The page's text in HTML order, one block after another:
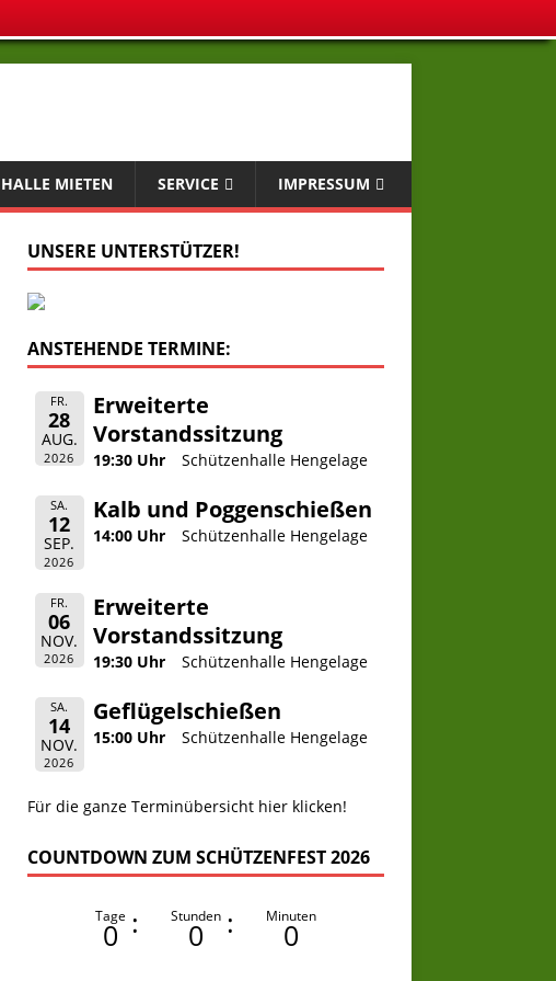
HALLE MIETEN SERVICE IMPRESSUM
UNSERE UNTERSTÜTZER!
ANSTEHENDE TERMINE:
FR.
28
AUG.
2026
Erweiterte
Vorstandssitzung
19:30 Uhr Schützenhalle Hengelage
SA.
12
SEP.
2026
Kalb und Poggenschießen
14:00 Uhr Schützenhalle Hengelage
FR.
06
NOV.
2026
Erweiterte
Vorstandssitzung
19:30 Uhr Schützenhalle Hengelage
SA.
14
NOV.
2026
Geflügelschießen
15:00 Uhr Schützenhalle Hengelage
Für die ganze Terminübersicht hier klicken!
COUNTDOWN ZUM SCHÜTZENFEST 2026
Tage
0 : Stunden
0 : Minuten
0